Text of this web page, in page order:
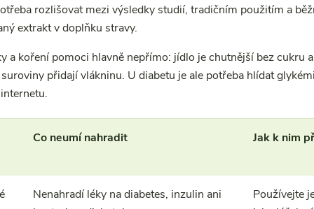
rozlišovat mezi výsledky studií, tradičním použitím a
extrakt v doplňku stravy.
a koření pomoci hlavně nepřímo: jídlo je chutnější bez cukru
přidají vlákninu. U diabetu je ale potřeba hlídat
Co neumí nahradit Jak k nim
Nenahradí léky na diabetes, inzulin ani
Používejte